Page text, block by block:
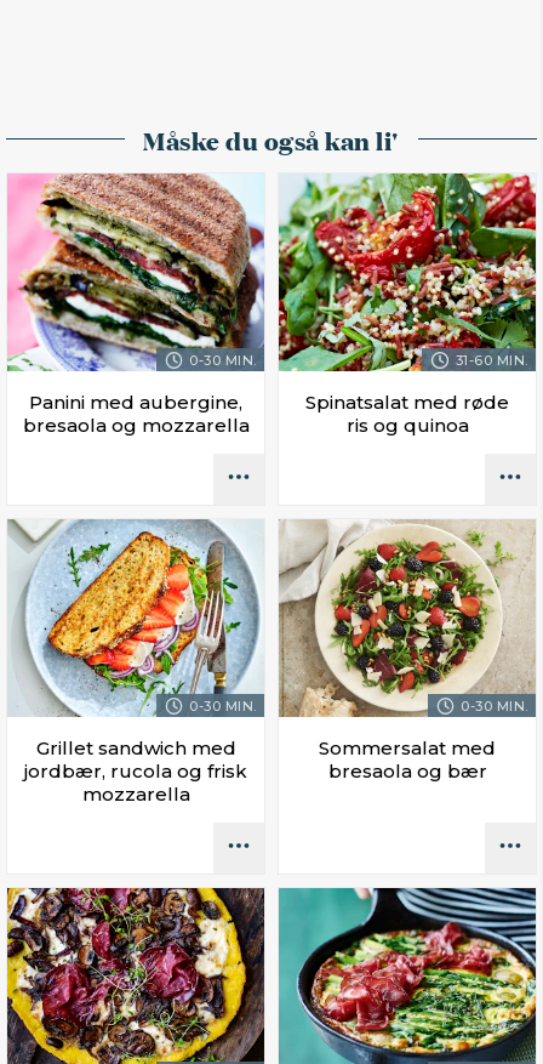
Måske du også kan li'
0-30 MIN.
Panini med aubergine,
bresaola og mozzarella
31-60 MIN.
Spinatsalat med røde
ris og quinoa
0-30 MIN.
Grillet sandwich med
jordbær, rucola og frisk
mozzarella
0-30 MIN.
Sommersalat med
bresaola og bær